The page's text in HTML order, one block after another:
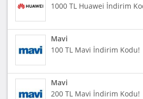
1000 TL Huawei İndirim
Mavi
100 TL Mavi İndirim Kodu!
Mavi
200 TL Mavi İndirim Kodu!